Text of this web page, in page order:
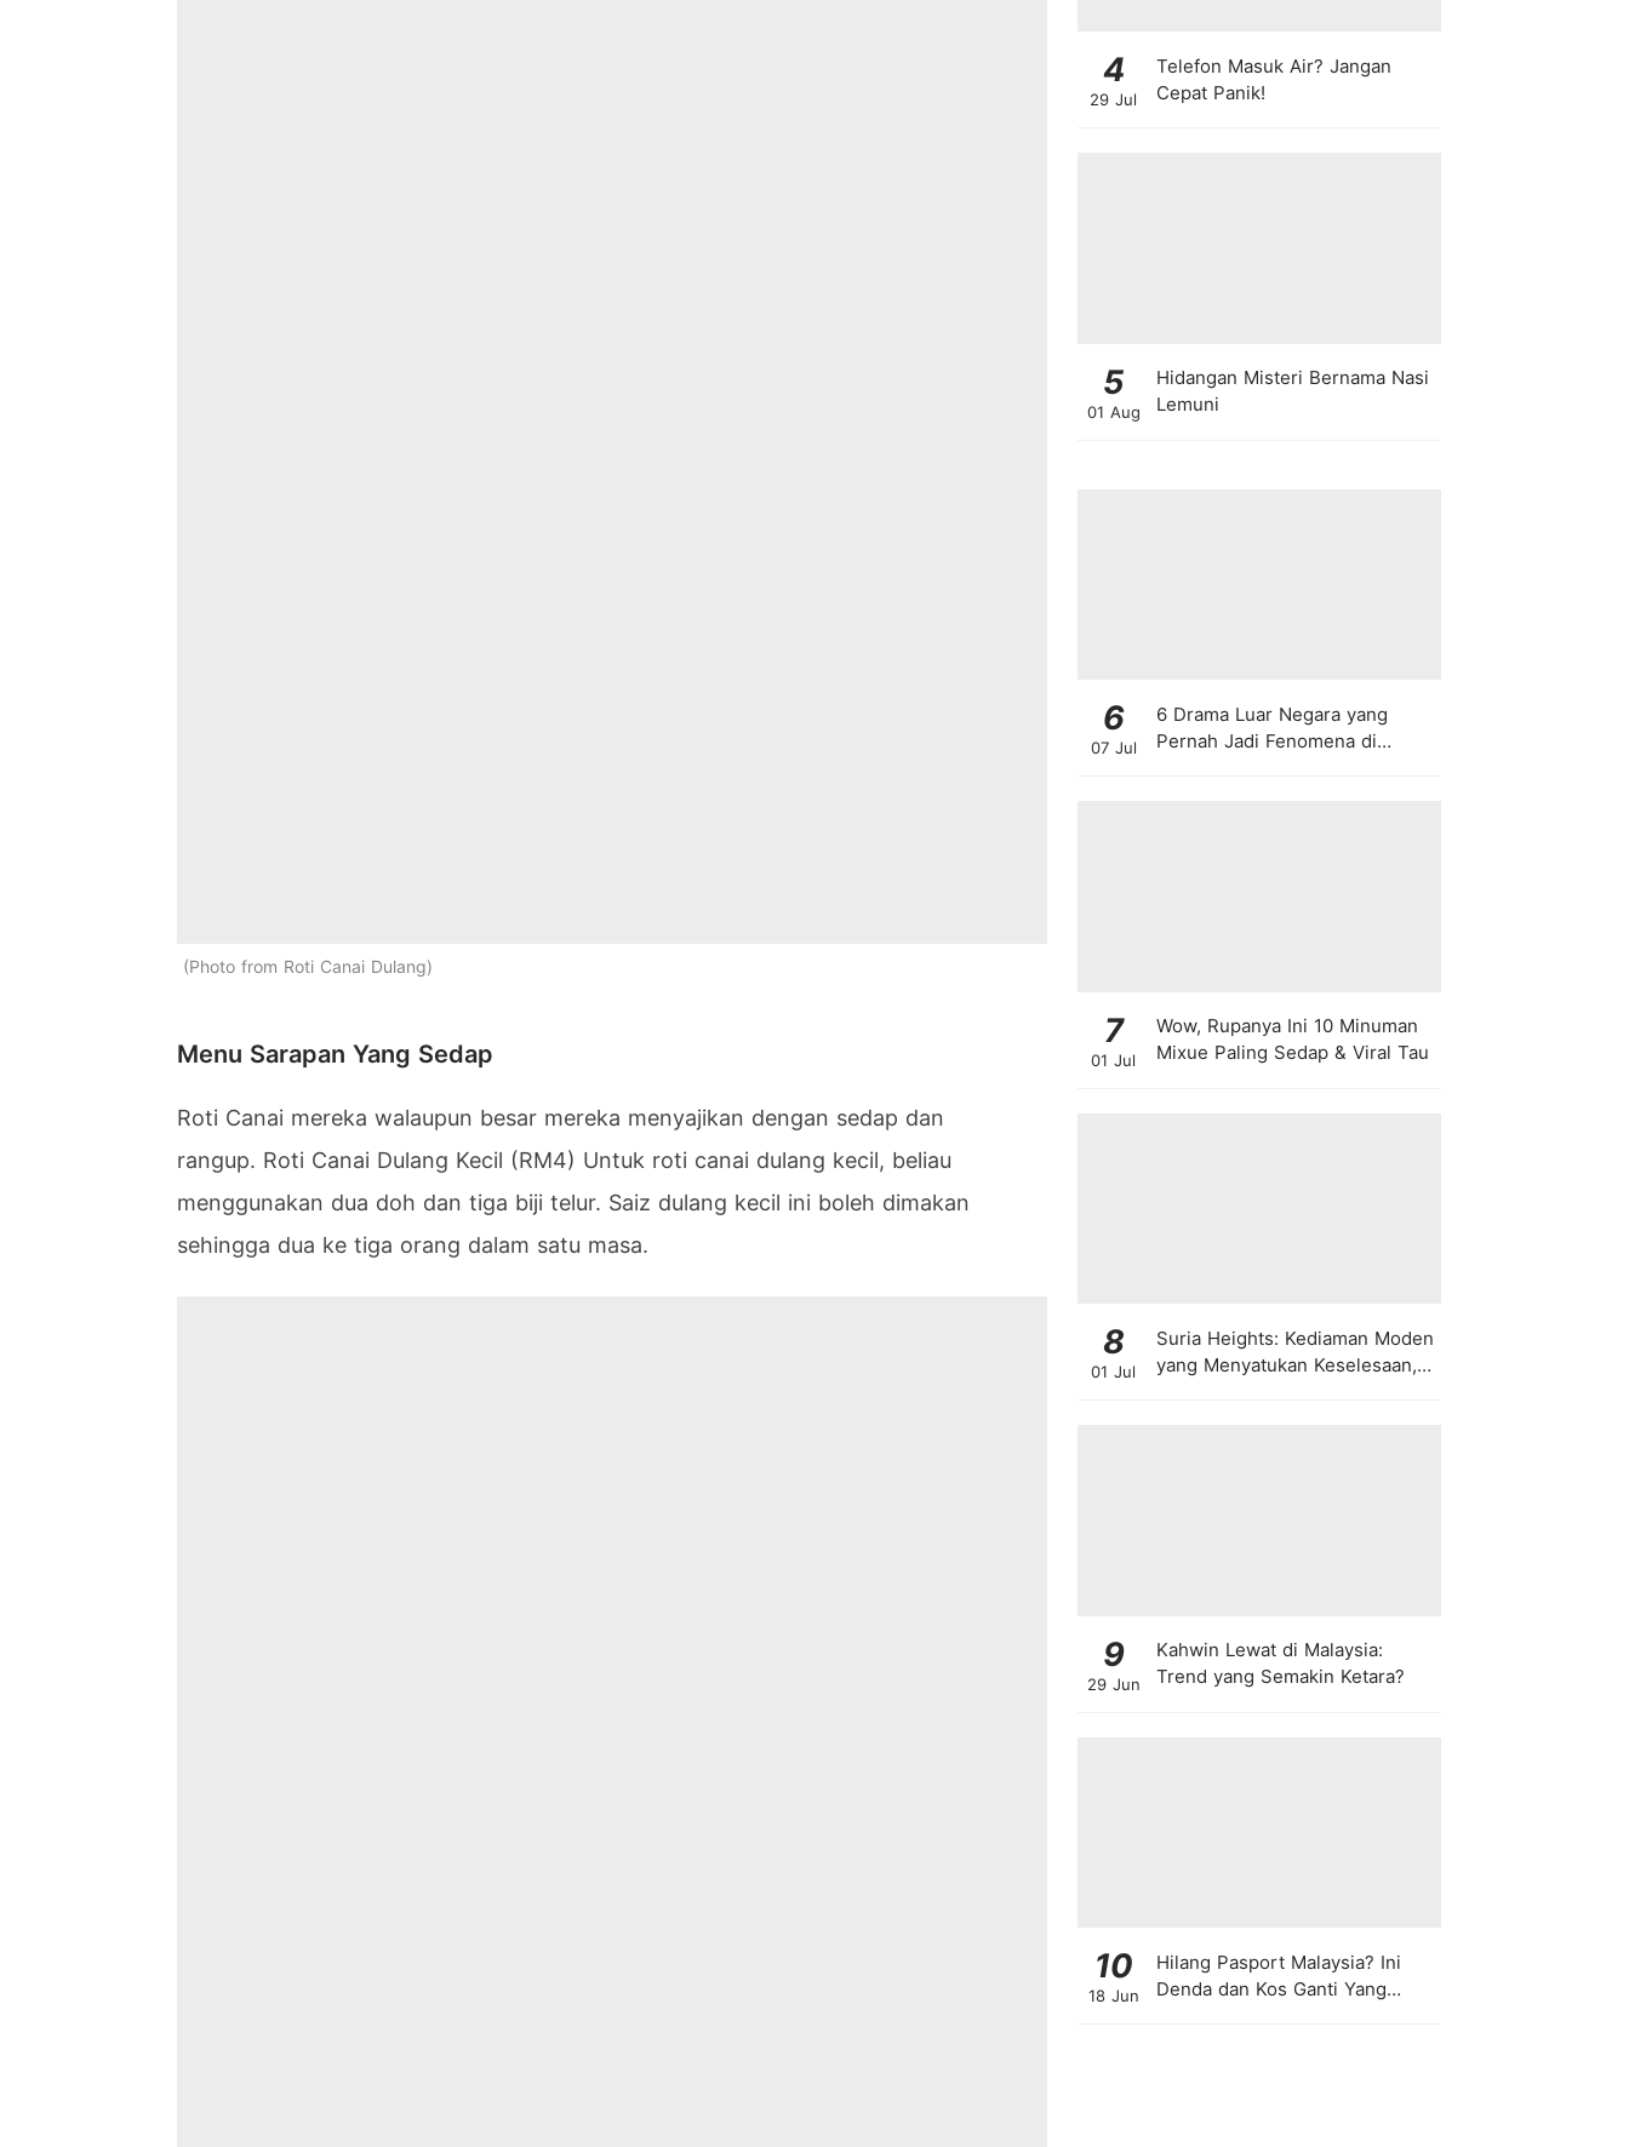
Photo from Roti Canai Dulang
Menu Sarapan Yang Sedap
Roti Canai mereka walaupun besar mereka menyajikan dengan sedap dan
rangup. Roti Canai Dulang Kecil (RM4) Untuk roti canai dulang kecil, beliau
menggunakan dua doh dan tiga biji telur. Saiz dulang kecil ini boleh dimakan
sehingga dua ke tiga orang dalam satu masa.
4
29 Jul
Telefon Masuk Air? Jangan
Cepat Panik!
5
01 Aug
Hidangan Misteri Bernama Nasi
Lemuni
6
07 Jul
6 Drama Luar Negara yang
Pernah Jadi Fenomena di
7
01 Jul
Wow, Rupanya Ini 10 Minuman
Mixue Paling Sedap & Viral Tau
8
01 Jul
Suria Heights: Kediaman Moden
yang Menyatukan Keselesaan,
9
29 Jun
Kahwin Lewat di Malaysia:
Trend yang Semakin Ketara?
10
18 Jun
Hilang Pasport Malaysia? Ini
Denda dan Kos Ganti Yang